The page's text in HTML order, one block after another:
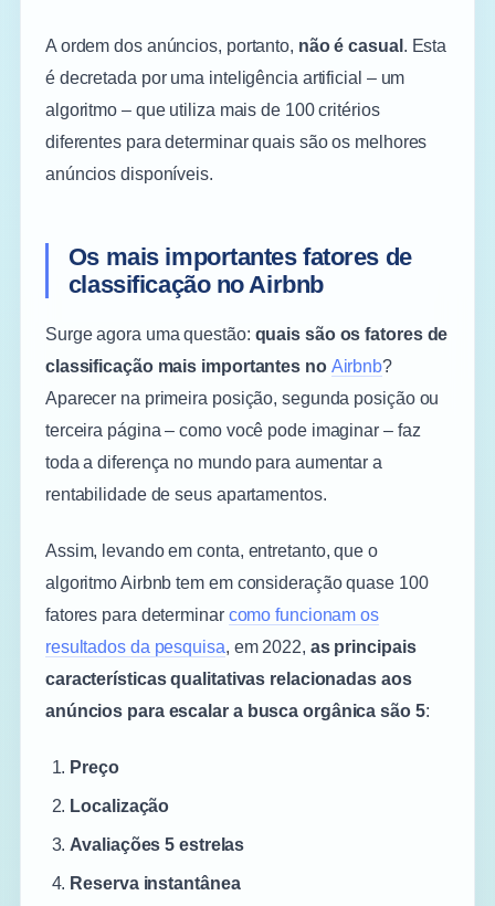
A ordem dos anúncios, portanto, não é casual . Esta
é decretada por uma inteligência artificial – um
algoritmo – que utiliza mais de 100 critérios
diferentes para determinar quais são os melhores
anúncios disponíveis.
Os mais importantes fatores de
classificação no Airbnb
Surge agora uma questão: quais são os fatores de
classificação mais importantes no Airbnb?
Aparecer na primeira posição, segunda posição ou
terceira página – como você pode imaginar – faz
toda a diferença no mundo para aumentar a
rentabilidade de seus apartamentos.
Assim, levando em conta, entretanto, que o
algoritmo Airbnb tem em consideração quase 100
fatores para determinar como funcionam os
resultados da pesquisa, em 2022, as principais
características qualitativas relacionadas aos
anúncios para escalar a busca orgânica são 5:
Preço
Localização
Avaliações 5 estrelas
Reserva instantânea